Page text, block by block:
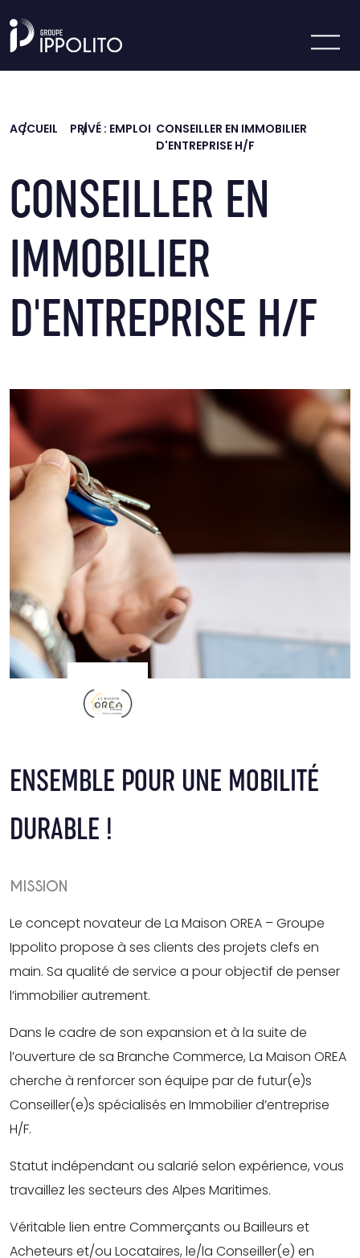
ACCUEIL PRIVÉ : EMPLOI CONSEILLER EN IMMOBILIER
D'ENTREPRISE H/F
CONSEILLER EN
IMMOBILIER
D'ENTREPRISE H/F
ENSEMBLE POUR UNE MOBILITÉ
DURABLE !
MISSION
Le concept novateur de La Maison OREA – Groupe
Ippolito propose à ses clients des projets clefs en
main. Sa qualité de service a pour objectif de penser
l’immobilier autrement.
Dans le cadre de son expansion et à la suite de
l’ouverture de sa Branche Commerce, La Maison OREA
cherche à renforcer son équipe par de futur(e)s
Conseiller(e)s spécialisés en Immobilier d’entreprise
H/F.
Statut indépendant ou salarié selon expérience, vous
travaillez les secteurs des Alpes Maritimes.
Véritable lien entre Commerçants ou Bailleurs et
Acheteurs et/ou Locataires, le/la Conseiller(e) en